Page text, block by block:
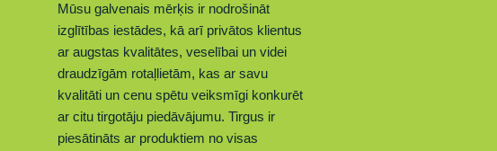
Mūsu galvenais mērķis ir nodrošināt
izglītības iestādes, kā arī privātos klientus
ar augstas kvalitātes, veselībai un videi
draudzīgām rotaļlietām, kas ar savu
kvalitāti un cenu spētu veiksmīgi konkurēt
ar citu tirgotāju piedāvājumu. Tirgus ir
piesātināts ar produktiem no visas